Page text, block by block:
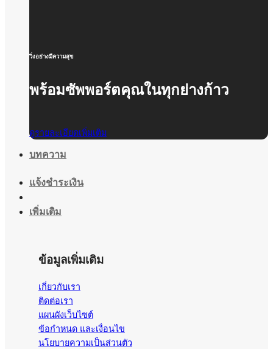
วิ่งอย่างมีความสุข
พร้อมซัพพอร์ตคุณในทุกย่างก้าว
ดูรายละเอียดเพิ่มเติม
บทความ
แจ้งชำระเงิน
เพิ่มเติม
ข้อมูลเพิ่มเติม
เกี่ยวกับเรา
ติดต่อเรา
แผนผังเว็บไซต์
ข้อกำหนด และเงื่อนไข
นโยบายความเป็นส่วนตัว